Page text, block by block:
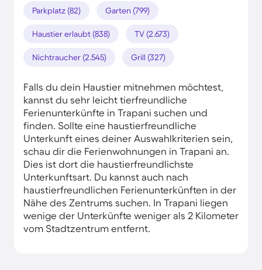
Parkplatz (82) Garten (799)
Haustier erlaubt (838) TV (2.673)
Nichtraucher (2.545) Grill (327)
Falls du dein Haustier mitnehmen möchtest,
kannst du sehr leicht tierfreundliche
Ferienunterkünfte in Trapani suchen und
finden. Sollte eine haustierfreundliche
Unterkunft eines deiner Auswahlkriterien sein,
schau dir die Ferienwohnungen in Trapani an.
Dies ist dort die haustierfreundlichste
Unterkunftsart. Du kannst auch nach
haustierfreundlichen Ferienunterkünften in der
Nähe des Zentrums suchen. In Trapani liegen
wenige der Unterkünfte weniger als 2 Kilometer
vom Stadtzentrum entfernt.